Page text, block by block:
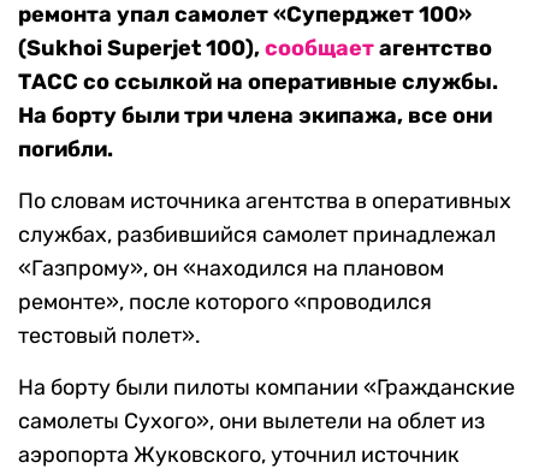
ремонта упал самолет «Суперджет 100»
(Sukhoi Superjet 100),сообщаетагентство
ТАСС со ссылкой на оперативные службы.
На борту были три члена экипажа, все они
погибли.
По словам источника агентства в оперативных
службах, разбившийся самолет принадлежал
«Газпрому», он «находился на плановом
ремонте», после которого «проводился
тестовый полет».
На борту были пилоты компании «Гражданские
самолеты Сухого», они вылетели на облет из
аэропорта Жуковского, уточнил источник